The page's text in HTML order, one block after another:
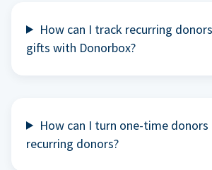
How can I track recurring
gifts with Donorbox?
How can I turn one-time
recurring donors?